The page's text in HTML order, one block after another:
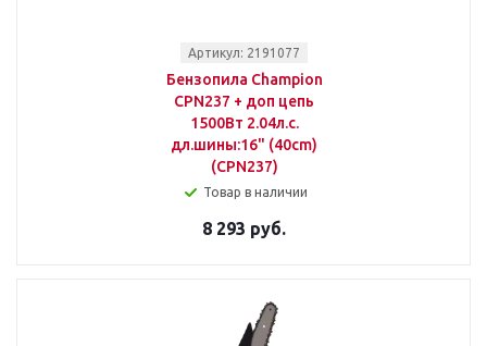
Артикул: 2191077
Бензопила Champion
СPN237 + доп цепь
1500Вт 2.04л.с.
дл.шины:16" (40cm)
(СPN237)
Товар в наличии
8 293 руб.